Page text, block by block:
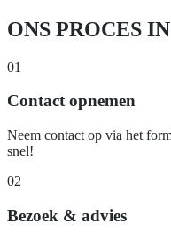
ONS PROCES
01
Contact opnemen
Neem contact op via het
snel!
02
Bezoek & advies